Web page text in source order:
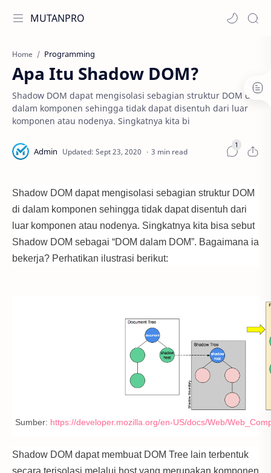
MUTANPRO
Home Programming
Apa Itu Shadow DOM?
Shadow DOM dapat mengisolasi sebagian struktur DOM di
dalam komponen sehingga tidak dapat disentuh dari luar
komponen atau nodenya. Singkatnya kita bi
3 min read
Shadow DOM dapat mengisolasi sebagian struktur DOM
di dalam komponen sehingga tidak dapat disentuh dari
luar komponen atau nodenya. Singkatnya kita bisa sebut
Shadow DOM sebagai “DOM dalam DOM”. Bagaimana ia
bekerja? Perhatikan ilustrasi berikut:
Sumber: https://developer.mozilla.org/en-US/docs/Web/
Shadow DOM dapat membuat DOM Tree lain terbentuk
secara terisolasi melalui host yang merupakan komponen